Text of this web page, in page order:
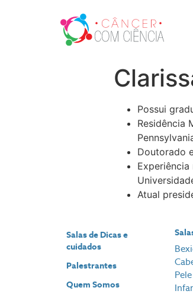
Possui
Residência
Doutorado
Atual
Salas de Dicas e
cuidados
Palestrantes
Quem Somos
Pele